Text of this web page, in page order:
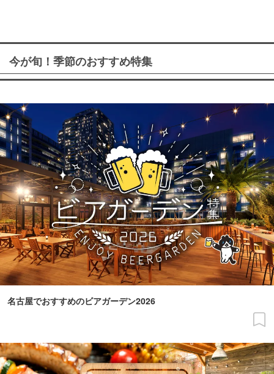
今が旬！季節のおすすめ特集
名古屋でおすすめのビアガーデン2026